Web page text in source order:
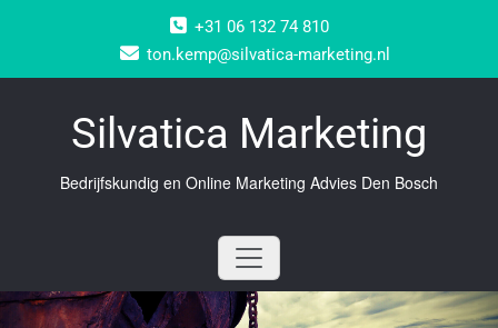
+31 06 132 74 810
ton.kemp@silvatica-marketing.nl
Silvatica Marketing
Bedrijfskundig en Online Marketing Advies Den Bosch